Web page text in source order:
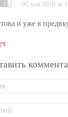
06 мая 2016 at
и уже в